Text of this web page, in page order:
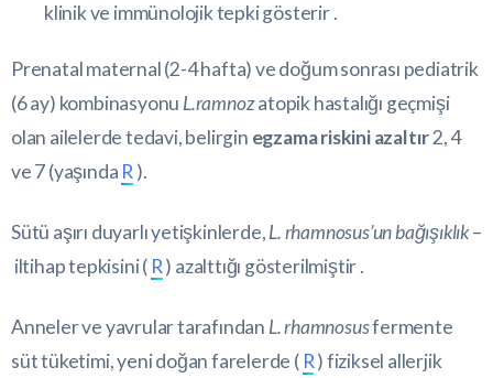
klinik ve immünolojik tepki gösterir .
Prenatal maternal (2-4 hafta) ve doğum sonrası pediatrik
(6 ay) kombinasyonu L.ramnozatopik hastalığı geçmişi
olan ailelerde tedavi, belirgin egzama riskini azaltır2, 4
ve 7 (yaşında R ).
Sütü aşırı duyarlı yetişkinlerde,L. rhamnosus’un bağışıklık–
iltihap tepkisini ( R) azalttığı gösterilmiştir .
Anneler ve yavrular tarafından L. rhamnosusfermente
süt tüketimi, yeni doğan farelerde ( R) fiziksel allerjik